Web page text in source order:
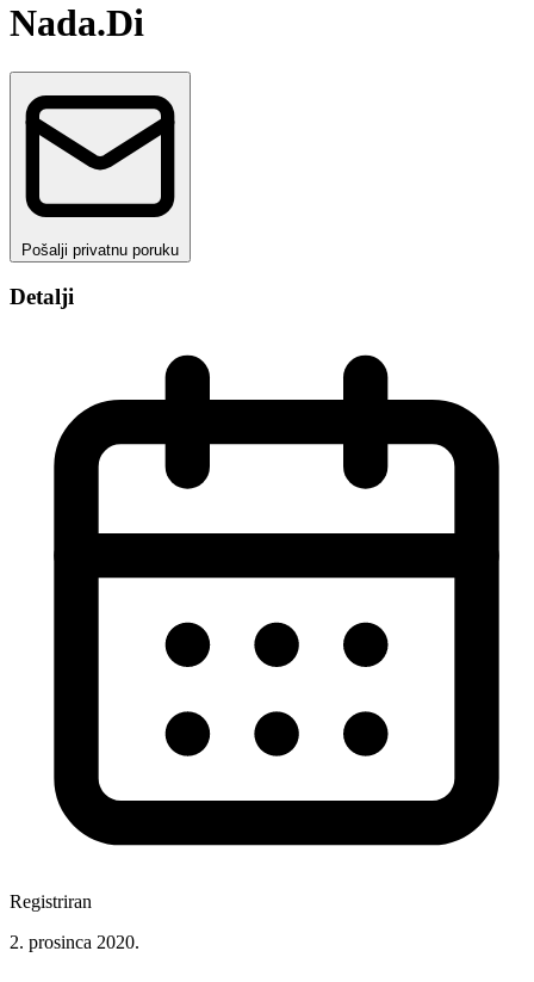
Nada.Di
Pošalji privatnu poruku
Detalji
Registriran
2. prosinca 2020.